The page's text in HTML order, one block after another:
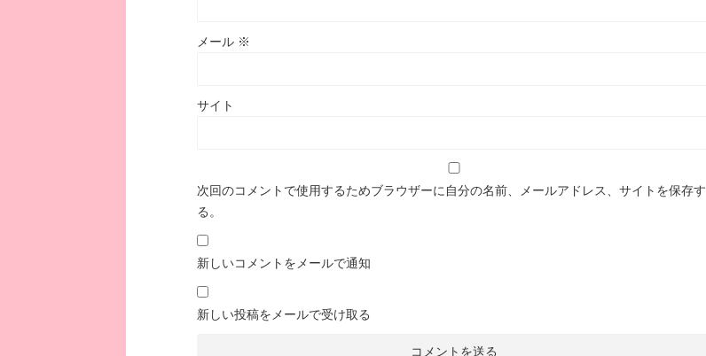
メール ※
サイト
次回のコメントで使用するためブラウザーに自分の名前、メールアドレス、サイトを保存す
る。
新しいコメントをメールで通知
新しい投稿をメールで受け取る